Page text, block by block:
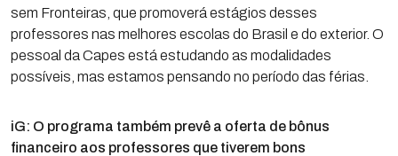
sem Fronteiras, que promoverá estágios desses
professores nas melhores escolas do Brasil e do exterior. O
pessoal da Capes está estudando as modalidades
possíveis, mas estamos pensando no período das férias.
iG: O programa também prevê a oferta de bônus
financeiro aos professores que tiverem bons